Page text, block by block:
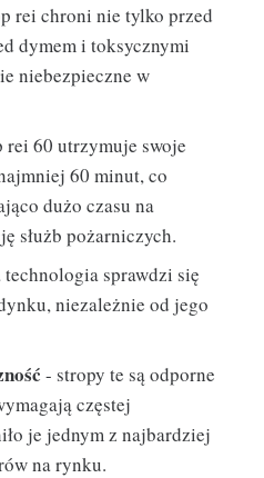
rei chroni nie tylko przed
dymem i toksycznymi
niebezpieczne w
rei 60 utrzymuje swoje
60 minut, co
dużo czasu na
służb pożarniczych.
technologia sprawdzi się
niezależnie od jego
- stropy te są odporne
częstej
je jednym z najbardziej
na rynku.